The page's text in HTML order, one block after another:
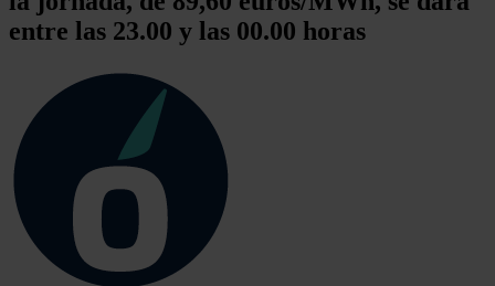
entre las 23.00 y las 00.00 horas